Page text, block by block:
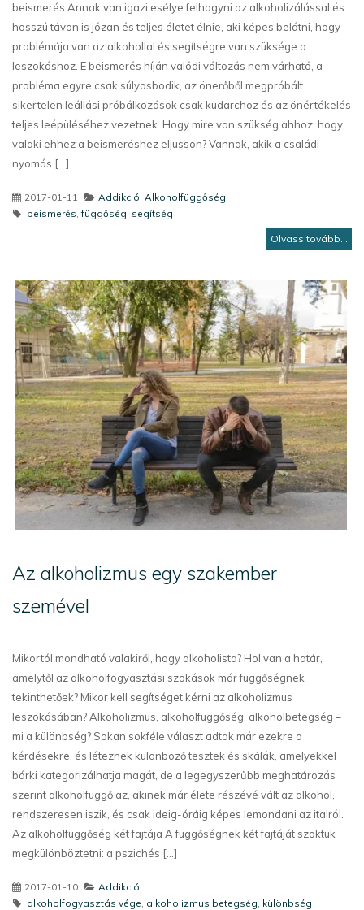
beismerés Annak van igazi esélye felhagyni az alkoholizálással és
hosszú távon is józan és teljes életet élnie, aki képes belátni, hogy
problémája van az alkohollal és segítségre van szüksége a
leszokáshoz. E beismerés híján valódi változás nem várható, a
probléma egyre csak súlyosbodik, az önerőből megpróbált
sikertelen leállási próbálkozások csak kudarchoz és az önértékelés
teljes leépüléséhez vezetnek. Hogy mire van szükség ahhoz, hogy
valaki ehhez a beismeréshez eljusson? Vannak, akik a családi
nyomás [...]
2017-01-11 Addikció,Alkoholfüggőség
beismerés,függőség, segítség
Olvass tovább...
Az alkoholizmus egy szakember
szemével
Mikortól mondható valakiről, hogy alkoholista? Hol van a határ,
amelytől az alkoholfogyasztási szokások már függőségnek
tekinthetőek? Mikor kell segítséget kérni az alkoholizmus
leszokásában? Alkoholizmus, alkoholfüggőség, alkoholbetegség –
mi a különbség? Sokan sokféle választ adtak már ezekre a
kérdésekre, és léteznek különböző tesztek és skálák, amelyekkel
bárki kategorizálhatja magát, de a legegyszerűbb meghatározás
szerint alkoholfüggő az, akinek már élete részévé vált az alkohol,
rendszeresen iszik, és csak ideig-óráig képes lemondani az italról.
Az alkoholfüggőség két fajtája A függőségnek két fajtáját szoktuk
megkülönböztetni: a pszichés [...]
2017-01-10
Addikció
alkoholfogyasztás vége alkoholizmus betegség különbség